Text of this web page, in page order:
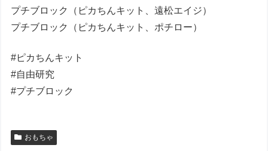
プチブロック（ピカちんキット、遠松エイジ）
プチブロック（ピカちんキット、ポチロー）
#ピカちんキット
#自由研究
#プチブロック
おもちゃ